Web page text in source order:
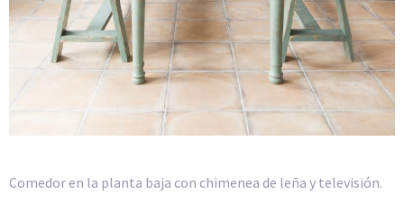
Comedor en la planta baja con chimenea de leña y televisión.